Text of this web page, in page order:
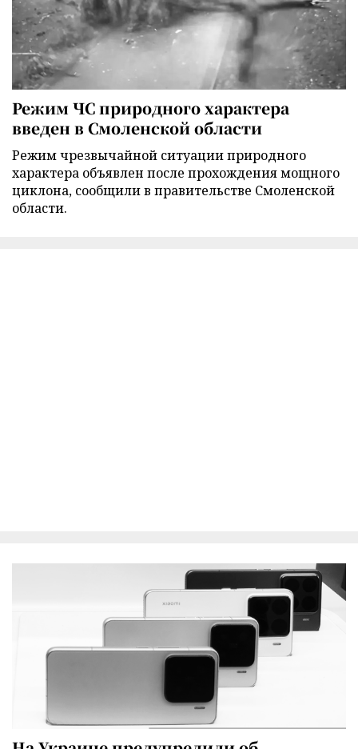
Режим ЧС природного характера
введен в Смоленской области
Режим чрезвычайной ситуации природного
характера объявлен после прохождения мощного
циклона, сообщили в правительстве Смоленской
области.